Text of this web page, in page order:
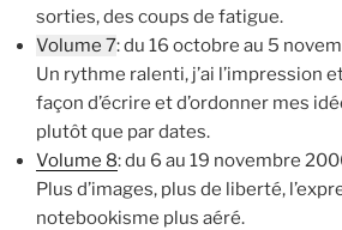
sorties, des coups de fatigue.
Volume 7: du 16 octobre au 5
Un rythme ralenti, j’ai l’impression
façon d’écrire et d’ordonner mes
plutôt que par dates.
Volume 8: du 6 au 19 novembre
Plus d’images, plus de liberté,
notebookisme plus aéré.